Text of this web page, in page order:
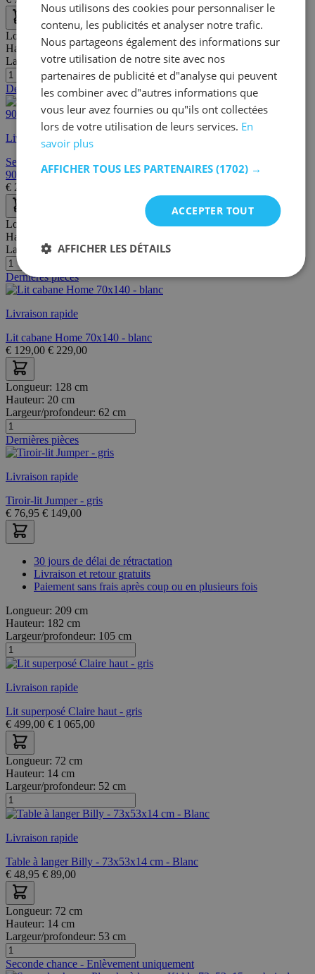
Longueur:
Hauteur:12 cm
Largeur/profondeur:90 cm
Dernières pièces
Livraison rapide
Seconde chance Sommier à lattes Juan simple 16 lattes -
90x190/200cm
€ 28,50
Longueur:
Hauteur:
Largeur/profondeur:78 cm
Dernières pièces
Livraison rapide
Lit cabane Home 70x140 - blanc
€ 129,00 € 229,00
Longueur: 128 cm
Hauteur: 20 cm
Largeur/profondeur: 62 cm
Dernières pièces
Livraison rapide
Tiroir-lit Jumper - gris
€ 76,95 € 149,00
30 jours de délai de rétractation
Livraison et retour gratuits
Paiement sans frais après coup ou en plusieurs fois
Longueur: 209 cm
Hauteur: 182 cm
Largeur/profondeur: 105 cm
Livraison rapide
Lit superposé Claire haut - gris
€ 499,00 € 1 065,00
Longueur: 72 cm
Hauteur: 14 cm
Largeur/profondeur: 52 cm
Livraison rapide
Table à langer Billy - 73x53x14 cm - Blanc
€ 48,95 € 89,00
Longueur: 72 cm
Hauteur: 14 cm
Largeur/profondeur: 53 cm
Seconde chance - Enlèvement uniquement
Nous utilisons des cookies pour personnaliser le
contenu, les publicités et analyser notre trafic.
Nous partageons également des informations sur
votre utilisation de notre site avec nos
partenaires de publicité et d"analyse qui peuvent
les combiner avec d"autres informations que
vous leur avez fournies ou qu"ils ont collectées
lors de votre utilisation de leurs services. En
savoir plus
AFFICHER TOUS LES PARTENAIRES (1702) →
ACCEPTER TOUT
AFFICHER LES DÉTAILS